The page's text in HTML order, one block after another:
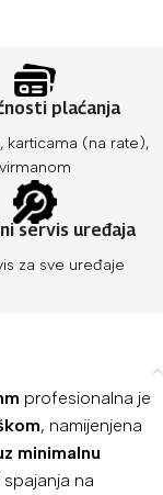
plaćanja
karticama (na rate),
virmanom
servis uređaja
za sve uređaje
profesionalna je
, namijenjena
minimalnu
na